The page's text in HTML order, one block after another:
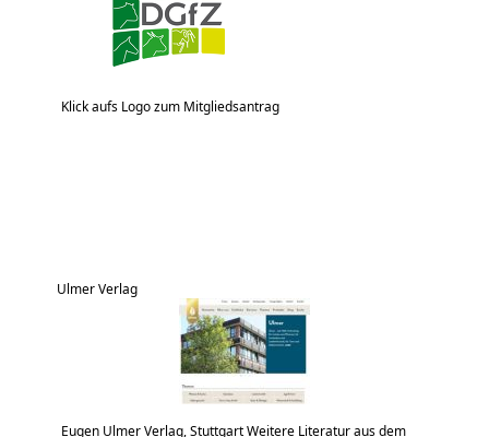
Klick aufs Logo zum Mitgliedsantrag
Ulmer Verlag
Eugen Ulmer Verlag, Stuttgart Weitere Literatur aus dem